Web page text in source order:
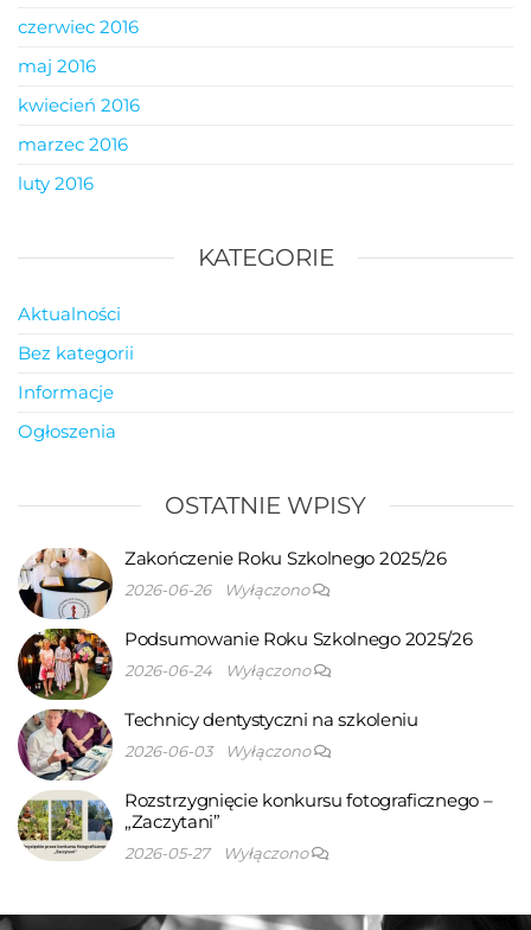
czerwiec 2016
maj 2016
kwiecień 2016
marzec 2016
luty 2016
KATEGORIE
Aktualności
Bez kategorii
Informacje
Ogłoszenia
OSTATNIE WPISY
Zakończenie Roku Szkolnego 2025/26
2026-06-26 Wyłączono
Podsumowanie Roku Szkolnego 2025/26
2026-06-24 Wyłączono
Technicy dentystyczni na szkoleniu
2026-06-03 Wyłączono
Rozstrzygnięcie konkursu fotograficznego –
„Zaczytani”
2026-05-27 Wyłączono